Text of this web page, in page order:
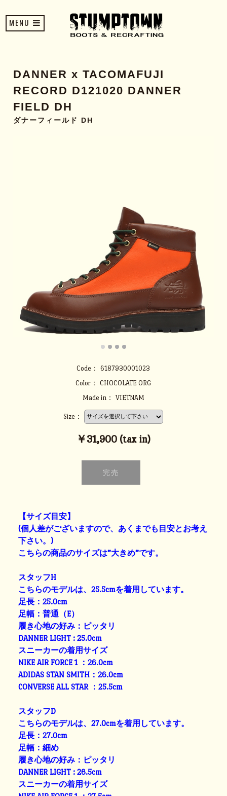
MENU
DANNER x TACOMAFUJI
RECORD D121020 DANNER
FIELD DH
ダナーフィールド DH
Code：
6187930001023
Color：
CHOCOLATE ORG
Made in：
VIETNAM
Size：
￥31,900 (tax in)
【サイズ目安】
(個人差がございますので、あくまでも目安とお考え
下さい。)
こちらの商品のサイズは”大きめ”です。
スタッフH
こちらのモデルは、25.5cmを着用しています。
足長：25.0cm
足幅：普通（E）
履き心地の好み：ピッタリ
DANNER LIGHT : 25.0cm
スニーカーの着用サイズ
NIKE AIR FORCE 1 ：26.0cm
ADIDAS STAN SMITH：26.0cm
CONVERSE ALL STAR ：25.5cm
スタッフD
こちらのモデルは、27.0cmを着用しています。
足長：27.0cm
足幅：細め
履き心地の好み：ピッタリ
DANNER LIGHT : 26.5cm
スニーカーの着用サイズ